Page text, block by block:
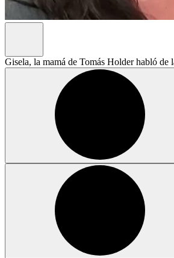
Gisela, la mamá de Tomás Holder habló de